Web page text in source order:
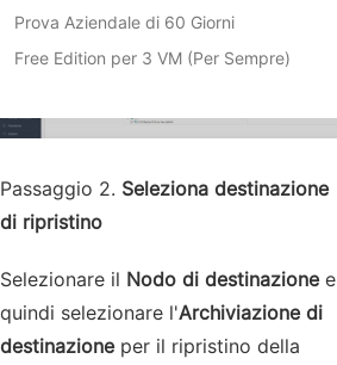
Prova Aziendale di 60 Giorni
Free Edition per 3 VM (Per Sempre)
Passaggio 2. Seleziona destinazione
di ripristino
Selezionare il Nodo di destinazionee
quindi selezionare l'Archiviazione di
destinazioneper il ripristino della